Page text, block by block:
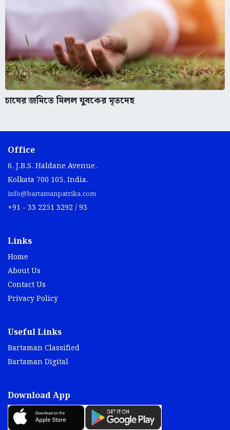
চাষের জমিতে মিলল যুবকের মৃতদেহ
Office
6, J.B.S. Haldane Avenue,
Kolkata 700 105, India.
info@bartamanpatrika.com
+91 - 33 2251 3292 / 93
Links
Home
About Us
Contact Us
Privacy Policy
Useful Links
Bartaman Classified
Bartaman Digital
Download App